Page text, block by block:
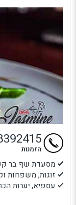
מסעדת שף בר
זוגות, משפחות
עספיא, יערות
הזמנות